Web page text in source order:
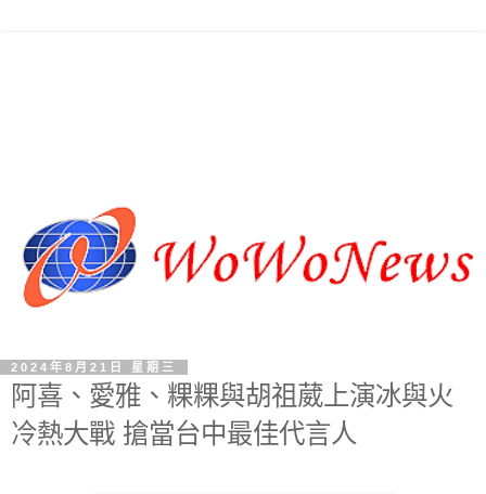
2024年8月21日 星期三
阿喜、愛雅、粿粿與胡祖葳上演冰與火
冷熱大戰 搶當台中最佳代言人